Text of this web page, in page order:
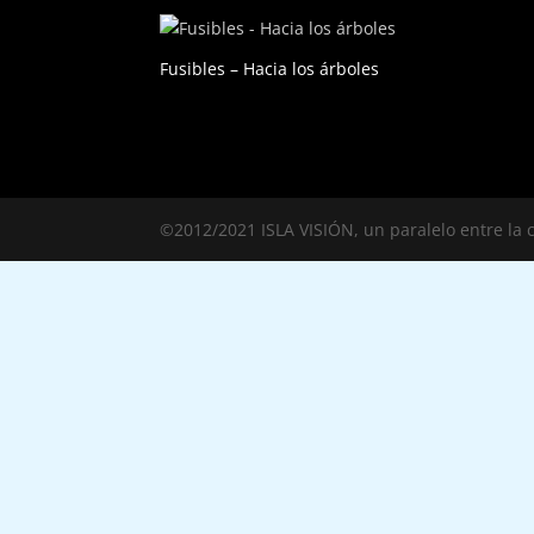
Fusibles – Hacia los árboles
©2012/2021 ISLA VISIÓN, un paralelo entre